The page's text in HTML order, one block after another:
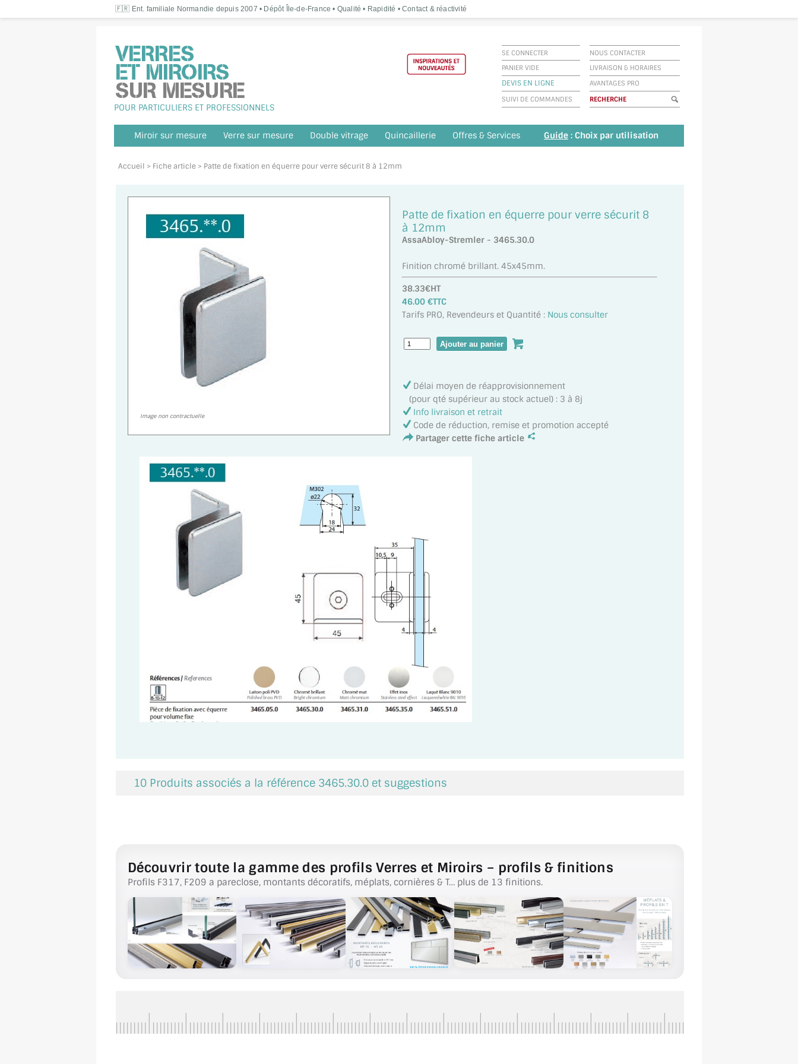
🇫🇷 Ent. familiale Normandie depuis 2007 • Dépôt Île-de-France • Qualité • Rapidité • Contact & réactivité
POUR PARTICULIERS ET PROFESSIONNELS
SE CONNECTER
NOUS CONTACTER
PANIER VIDE
LIVRAISON & HORAIRES
DEVIS EN LIGNE
AVANTAGES PRO
SUIVI DE COMMANDES
Miroir sur mesure Verre sur mesure Double vitrage Quincaillerie Offres & Services Guide : Choix par utilisation
Accueil > Fiche article > Patte de fixation en équerre pour verre sécurit 8 à 12mm
Image non contractuelle
Patte de fixation en équerre pour verre sécurit 8
à 12mm
AssaAbloy-Stremler - 3465.30.0
Finition chromé brillant. 45x45mm.
38.33€HT
46.00 €TTC
Tarifs PRO, Revendeurs et Quantité : Nous consulter
Délai moyen de réapprovisionnement
(pour qté supérieur au stock actuel) : 3 à 8j
Info livraison et retrait
Code de réduction, remise et promotion accepté
Partager cette fiche article
10 Produits associés a la référence 3465.30.0 et suggestions
Découvrir toute la gamme des profils Verres et Miroirs – profils & finitions
Profils F317, F209 a pareclose, montants décoratifs, méplats, cornières & T… plus de 13 finitions.